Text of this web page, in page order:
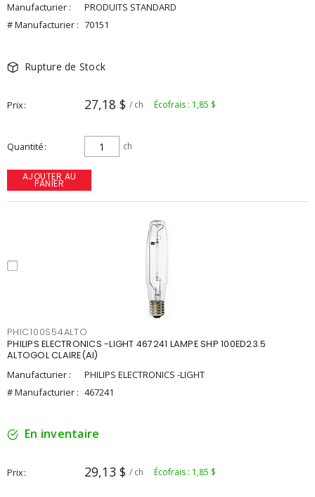
Manufacturier :
PRODUITS STANDARD
# Manufacturier : 70151
Rupture de Stock
Prix 27,18 $ / ch Écofrais : 1,85 $
Quantité ch
AJOUTER AU
PANIER
PHIC100S54ALTO
PHILIPS ELECTRONICS -LIGHT 467241 LAMPE SHP 100ED23.5
ALTOGOL CLAIRE(AI)
Manufacturier :
PHILIPS ELECTRONICS -LIGHT
# Manufacturier : 467241
En inventaire
Prix 29,13 $ / ch Écofrais : 1,85 $